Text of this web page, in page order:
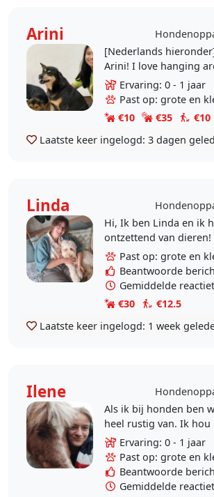
Arini
[Nederlands
Arini! I love hanging
animals and I deeply
back home, and while
hunting in the..
Ervaring: 0 - 1 jaar
Past op: grote en
€10
€35
€10
Laatste keer ingelogd: 3 dagen
Linda
Hi, Ik ben Linda en ik houd
ontzettend van dieren!
een Labradoodle van
Zij woont
moeder en als..
Past op: grote en
Beantwoorde
Gemiddelde
€30
€12.5
Laatste keer ingelogd: 1 week
Ilene
Als ik bij honden ben
heel rustig van. Ik hou
van honden en vind
om tijd met ze door te
ben..
Ervaring: 0 - 1 jaar
Past op: grote en
Beantwoorde
Gemiddelde